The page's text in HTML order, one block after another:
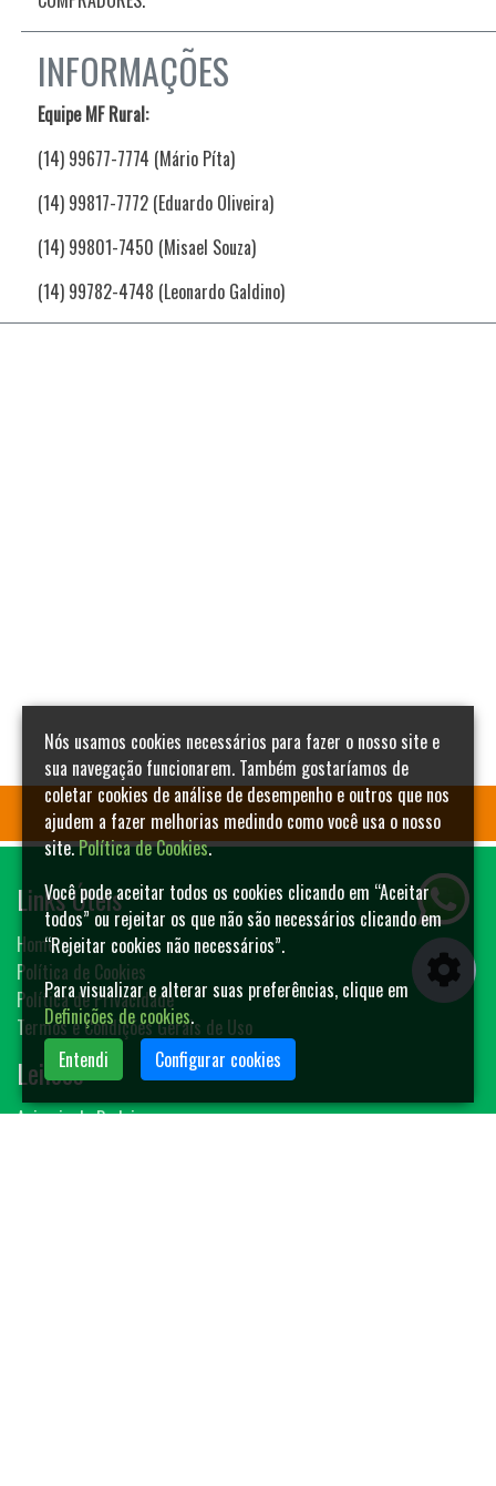
INFORMAÇÕES
Equipe MF Rural:
(14) 99677-7774 (Mário Píta)
(14) 99817-7772 (Eduardo Oliveira)
(14) 99801-7450 (Misael Souza)
(14) 99782-4748 (Leonardo Galdino)
Links Úteis
Home
Política de Cookies
Política de Privacidade
Termos e Condições Gerais de Uso
Leilões
Animais de Rodeio
Nós usamos cookies necessários para fazer o nosso site e
sua navegação funcionarem. Também gostaríamos de
coletar cookies de análise de desempenho e outros que nos
ajudem a fazer melhorias medindo como você usa o nosso
site.Política de Cookies.
Você pode aceitar todos os cookies clicando em “Aceitar
todos” ou rejeitar os que não são necessários clicando em
“Rejeitar cookies não necessários”.
Para visualizar e alterar suas preferências, clique em
Definições de cookies.
Entendi
Configurar cookies